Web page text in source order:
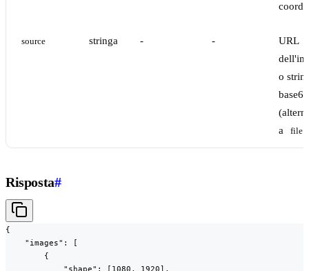
source stringa - -
URL
o
base64
a
file
Risposta#
{
    "images": [
        {
            "shape": [1080, 1920],